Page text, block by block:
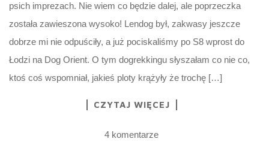
psich imprezach. Nie wiem co będzie dalej, ale poprzeczka
została zawieszona wysoko! Lendog był, zakwasy jeszcze
dobrze mi nie odpuściły, a już pociskaliśmy po S8 wprost do
Łodzi na Dog Orient. O tym dogrekkingu słyszałam co nie co,
ktoś coś wspomniał, jakieś ploty krążyły że trochę […]
CZYTAJ WIĘCEJ
4 komentarze